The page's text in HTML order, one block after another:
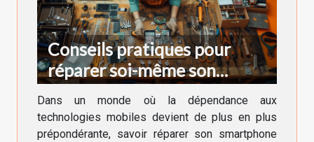
Conseils pratiques pour
réparer soi-même son
smartphone
Dans un monde où la dépendance aux
technologies mobiles devient de plus en plus
prépondérante, savoir réparer son smartphone